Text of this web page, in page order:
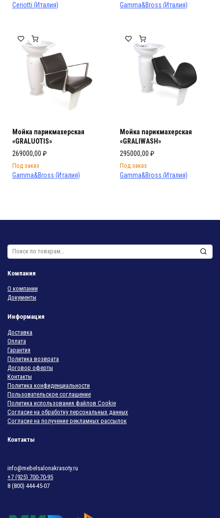
Ceriotti (Италия) Gamma&Bross (Италия)
Мойка парикмахерская
«GRALUOTIS»
269000,00 ₽
Под заказ
Gamma&Bross (Италия)
Мойка парикмахерская
«GRALIWASH»
295000,00 ₽
Под заказ
Gamma&Bross (Италия)
Искать:
Компания
О компании
Документы
Информация
Доставка
Оплата
Гарантия
Политика возврата
Договор оферты
Контакты
Политика конфиденциальности
Пользовательское соглашение
Политика использования файлов Cookie
Согласие на обработку персональных данных
Согласие на получение рекламных рассылок
Контакты
info@mebelsalonakrasoty.ru
+7 (925) 700-70-95
8 (800) 444-45-07